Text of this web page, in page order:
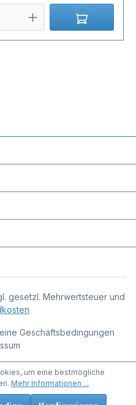
gesetzl. Mehrwertsteuer und
Geschäftsbedingungen
um eine bestmögliche
Mehr Informationen ...